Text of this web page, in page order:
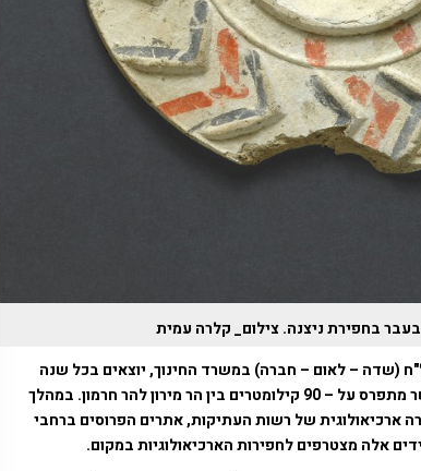
בחפירת ניצנה. צילום_ קלרה עמית
(שדה – לאום – חברה) במשרד החינוך, יוצאים בכל שנה
מדריכי השל"ח הצעירים למסע הישרדות אשר מתפרס על – 90 קילומטרים בין הר מירון להר חרמון. במהלך
ארכיאולוגית של רשות העתיקות, אתרים הפרוסים ברחבי
אלה מצטרפים לחפירות הארכיאולוגיות במקום.